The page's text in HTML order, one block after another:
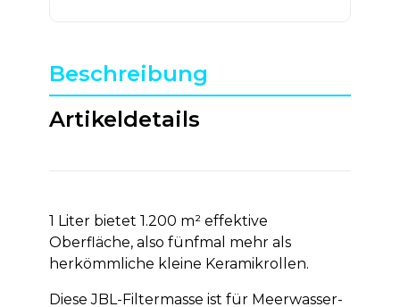
Beschreibung
Artikeldetails
1 Liter bietet 1.200 m² effektive
Oberfläche, also fünfmal mehr als
herkömmliche kleine Keramikrollen.
Diese JBL-Filtermasse ist für Meerwasser-